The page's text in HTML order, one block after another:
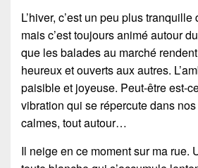
L’hiver, c’est un peu plus
mais c’est toujours animé autour
que les balades au marché
heureux et ouverts aux autres.
paisible et joyeuse. Peut-être est-
vibration qui se répercute dans
calmes, tout autour…
Il neige en ce moment sur ma rue.